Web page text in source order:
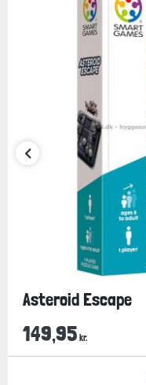
Asteroid Escape
149,95 kr.